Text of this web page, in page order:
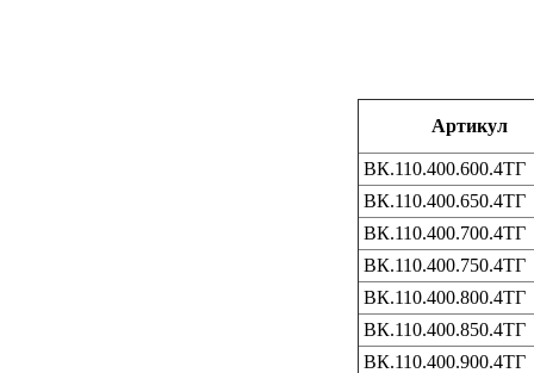
Артикул
ВК.110.400.600.4ТГ
ВК.110.400.650.4ТГ
ВК.110.400.700.4ТГ
ВК.110.400.750.4ТГ
ВК.110.400.800.4ТГ
ВК.110.400.850.4ТГ
ВК.110.400.900.4ТГ